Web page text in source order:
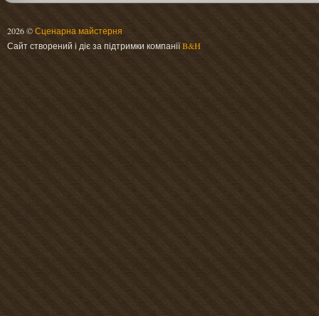
2026 ©Сценарна майстерня
Сайт створений і діє за підтримки компаніїB&H